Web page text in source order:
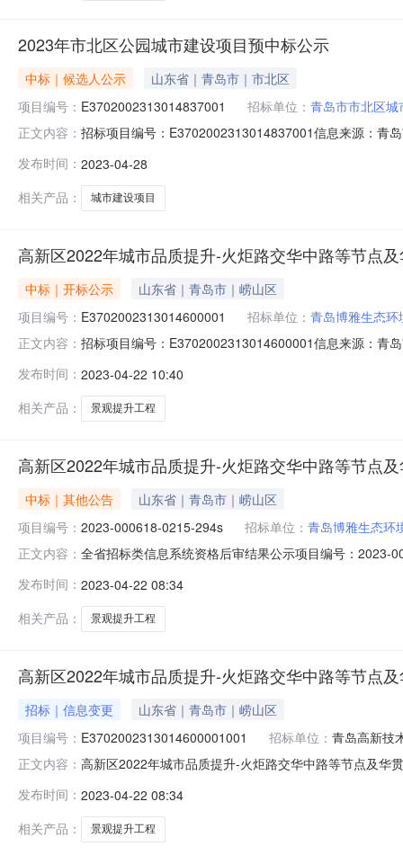
2023年市北区公园城市建设项目预中标公示
中标｜候选人公示
山东省｜青岛市｜市北区
项目编号： E3702002313014837001 招标单位： 青岛市市北区城
正文内容： 招标项目编号：E3702002313014837001信息来源：青
城市建设项目建设规模：0平方米建设单位：青岛市市北
发布时间： 2023-04-28
相关产品：
城市建设项目
高新区2022年城市品质提升-火炬路交华中路等节点
中标｜开标公示
山东省｜青岛市｜崂山区
项目编号： E3702002313014600001 招标单位： 青岛博雅生态
正文内容： 招标项目编号：E3702002313014600001信息来源：青
2109:30开标记录内容投标人名称:青岛博雅生态环境工
发布时间： 2023-04-22 10:40
相关产品：
景观提升工程
高新区2022年城市品质提升-火炬路交华中路等节点
中标｜其他公告
山东省｜青岛市｜崂山区
项目编号： 2023-000618-0215-294s 招标单位： 青岛博雅生态环
正文内容： 全省招标类信息系统资格后审结果公示项目编号：2023-
85966519开标时间：2023/4/219:30:00开标地点：高新
发布时间： 2023-04-22 08:34
相关产品：
景观提升工程
高新区2022年城市品质提升-火炬路交华中路等节点
招标｜信息变更
山东省｜青岛市｜崂山区
项目编号： E3702002313014600001001 招标单位： 青岛高新技
正文内容： 高新区2022年城市品质提升-火炬路交华中路等节点及华
程程联系电话：68686938招标单位：青岛巨源建工集团
发布时间： 2023-04-22 08:34
相关产品：
景观提升工程